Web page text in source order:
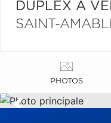
DUPLEX À
SAINT-
PHOTOS